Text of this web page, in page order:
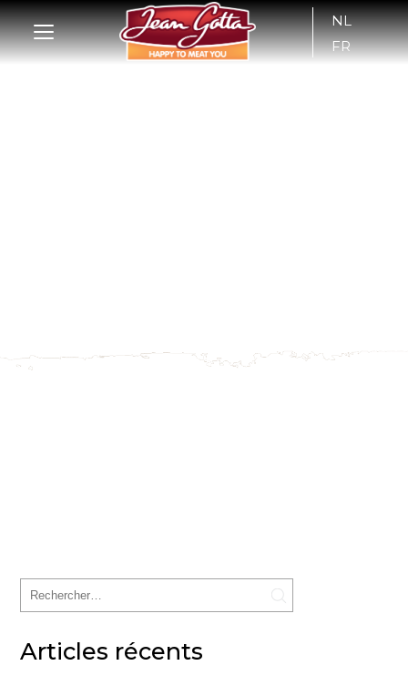
NL
FR
Articles récents